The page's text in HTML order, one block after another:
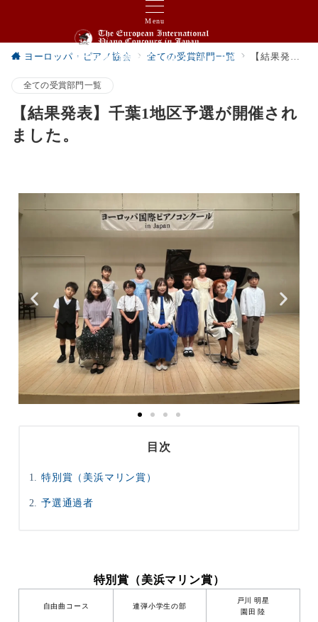
Menu
ヨーロッパ国際ピアノコンクール in Japan
ヨーロッパ・ピアノ協会 全ての受賞部門一覧 【結果発表】千葉1地区予選が開催されました。
全ての受賞部門一覧
【結果発表】千葉1地区予選が開催され
ました。
目次
特別賞（美浜マリン賞）
予選通過者
特別賞（美浜マリン賞）
自由曲コース 連弾小学生の部
戸川 明星
園田 陸